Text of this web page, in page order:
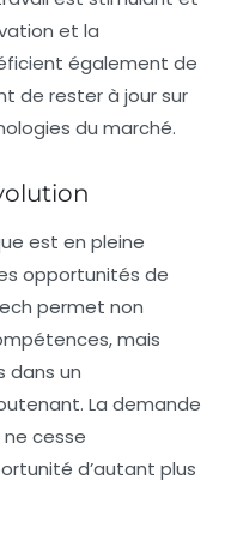
et la
également de
de rester à jour sur
du marché.
est en pleine
opportunités de
permet non
mais
dans un
La demande
cesse
d’autant plus